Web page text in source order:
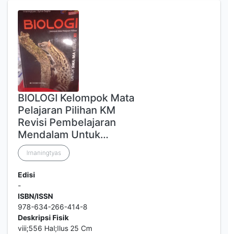
BIOLOGI Kelompok Mata
Pelajaran Pilihan KM
Revisi Pembelajaran
Mendalam Untuk…
Irnaningtyas
Edisi
-
ISBN/ISSN
978-634-266-414-8
Deskripsi Fisik
viii;556 Hal;Ilus 25 Cm